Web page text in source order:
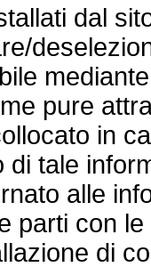
dal
pure
in
di tale
alle
parti con
di